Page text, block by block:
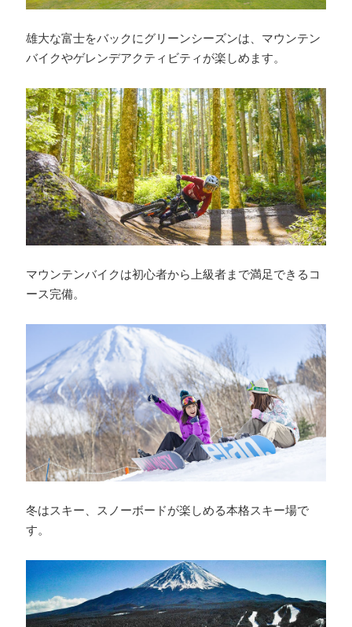
雄大な富士をバックにグリーンシーズンは、マウンテン
バイクやゲレンデアクティビティが楽しめます。
マウンテンバイクは初心者から上級者まで満足できるコ
ース完備。
冬はスキー、スノーボードが楽しめる本格スキー場で
す。